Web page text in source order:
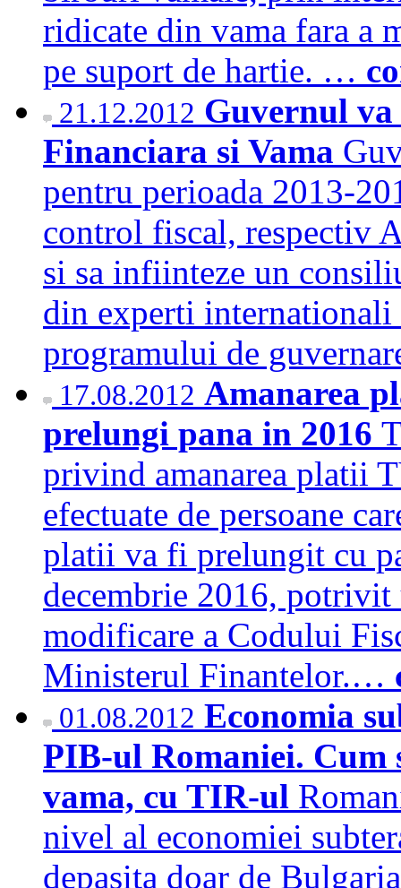
ridicate din vama fara a
pe suport de hartie. …
21.12.2012 Guvernul
Financiara si Vama
pentru perioada 2013-
control fiscal, respectiv
si sa infiinteze un
din experti
programului de
17.08.2012 Amanarea
prelungi pana in 2016
privind amanarea platii
efectuate de persoane
platii va fi prelungit cu
decembrie 2016,
modificare a Codului
Ministerul Finantelor.…
01.08.2012 Economia
PIB-ul Romaniei. Cum
vama, cu TIR-ul
nivel al economiei
depasita doar de